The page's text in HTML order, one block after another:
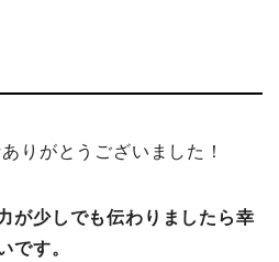
りがとうございました！
が少しでも伝わりましたら幸
です。